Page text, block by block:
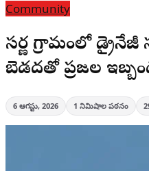
Community
స్వర్ణ గ్రామంలో
బెడదతో ప్రజల
6 ఆగస్టు, 2026 1 నిమిషాల పఠనం